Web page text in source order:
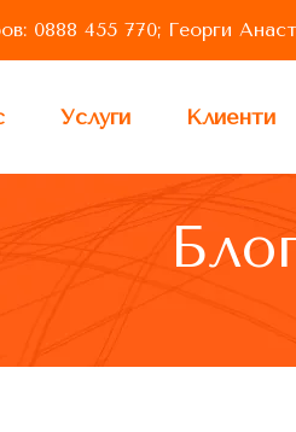
0888 455 770; Георги
Услуги Клиенти